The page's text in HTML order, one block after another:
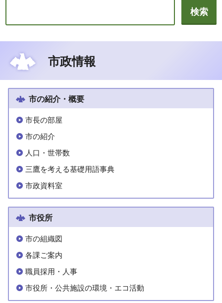
市政情報
市の紹介・概要
市長の部屋
市の紹介
人口・世帯数
三鷹を考える基礎用語事典
市政資料室
市役所
市の組織図
各課ご案内
職員採用・人事
市役所・公共施設の環境・エコ活動